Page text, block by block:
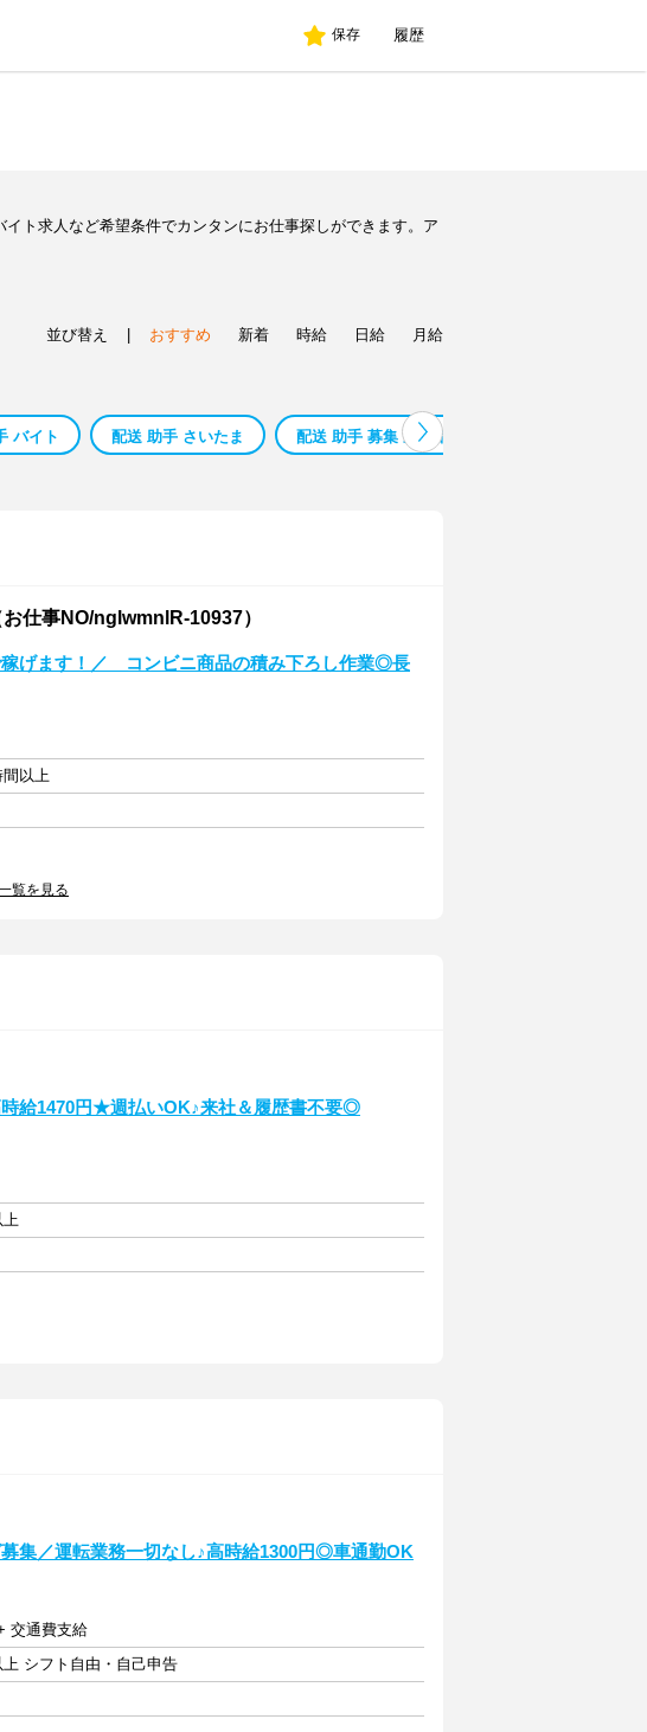
保存 履歴
ト求人など希望条件でカンタンにお仕事探しができます。ア
並び替え おすすめ 新着 時給 日給 月給
バイト 配送 助手 さいたま 配送 助手 募集 東京都
仕事NO/nglwmnlR-10937）
稼げます！／ コンビニ商品の積み下ろし作業◎長
間以上
覧を見る
時給1470円★週払いOK♪来社＆履歴書不要◎
上
募集／運転業務一切なし♪高時給1300円◎車通勤OK
交通費支給
シフト自由・自己申告